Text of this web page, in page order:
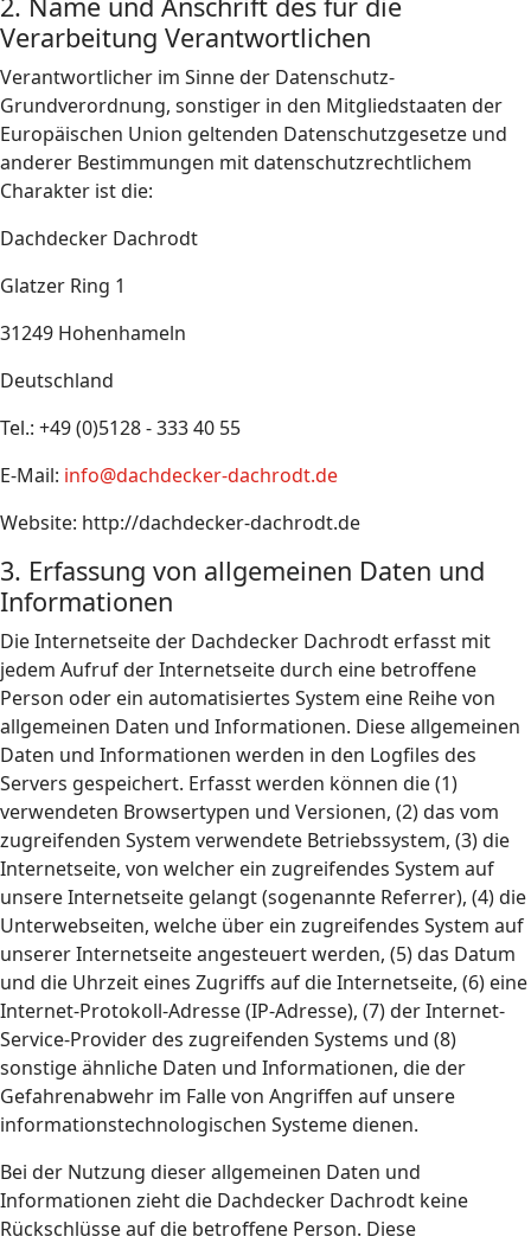
Verarbeitung Verantwortlichen
Verantwortlicher im Sinne der Datenschutz-
Grundverordnung, sonstiger in den Mitgliedstaaten der
Europäischen Union geltenden Datenschutzgesetze und
anderer Bestimmungen mit datenschutzrechtlichem
Charakter ist die:
Dachdecker Dachrodt
Glatzer Ring 1
31249 Hohenhameln
Deutschland
Tel.: +49 (0)5128 - 333 40 55
E-Mail: info@dachdecker-dachrodt.de
Website: http://dachdecker-dachrodt.de
3. Erfassung von allgemeinen Daten und
Informationen
Die Internetseite der Dachdecker Dachrodt erfasst mit
jedem Aufruf der Internetseite durch eine betroffene
Person oder ein automatisiertes System eine Reihe von
allgemeinen Daten und Informationen. Diese allgemeinen
Daten und Informationen werden in den Logfiles des
Servers gespeichert. Erfasst werden können die (1)
verwendeten Browsertypen und Versionen, (2) das vom
zugreifenden System verwendete Betriebssystem, (3) die
Internetseite, von welcher ein zugreifendes System auf
unsere Internetseite gelangt (sogenannte Referrer), (4) die
Unterwebseiten, welche über ein zugreifendes System auf
unserer Internetseite angesteuert werden, (5) das Datum
und die Uhrzeit eines Zugriffs auf die Internetseite, (6) eine
Internet-Protokoll-Adresse (IP-Adresse), (7) der Internet-
Service-Provider des zugreifenden Systems und (8)
sonstige ähnliche Daten und Informationen, die der
Gefahrenabwehr im Falle von Angriffen auf unsere
informationstechnologischen Systeme dienen.
Bei der Nutzung dieser allgemeinen Daten und
Informationen zieht die Dachdecker Dachrodt keine
Rückschlüsse auf die betroffene Person. Diese